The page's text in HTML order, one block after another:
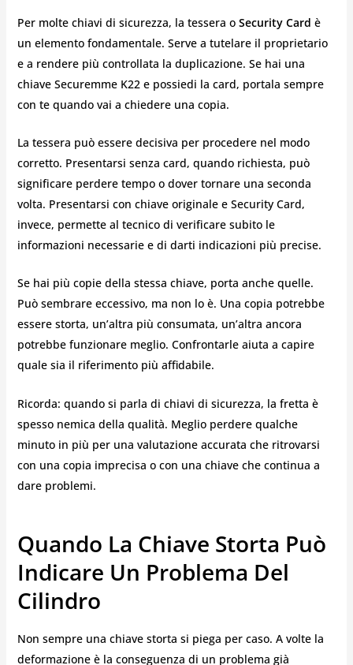
Per molte chiavi di sicurezza, la tessera o Security Card è
un elemento fondamentale. Serve a tutelare il proprietario
e a rendere più controllata la duplicazione. Se hai una
chiave Securemme K22 e possiedi la card, portala sempre
con te quando vai a chiedere una copia.
La tessera può essere decisiva per procedere nel modo
corretto. Presentarsi senza card, quando richiesta, può
significare perdere tempo o dover tornare una seconda
volta. Presentarsi con chiave originale e Security Card,
invece, permette al tecnico di verificare subito le
informazioni necessarie e di darti indicazioni più precise.
Se hai più copie della stessa chiave, porta anche quelle.
Può sembrare eccessivo, ma non lo è. Una copia potrebbe
essere storta, un’altra più consumata, un’altra ancora
potrebbe funzionare meglio. Confrontarle aiuta a capire
quale sia il riferimento più affidabile.
Ricorda: quando si parla di chiavi di sicurezza, la fretta è
spesso nemica della qualità. Meglio perdere qualche
minuto in più per una valutazione accurata che ritrovarsi
con una copia imprecisa o con una chiave che continua a
dare problemi.
Quando La Chiave Storta Può
Indicare Un Problema Del
Cilindro
Non sempre una chiave storta si piega per caso. A volte la
deformazione è la conseguenza di un problema già